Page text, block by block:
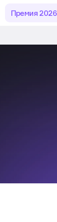
Премия 2026